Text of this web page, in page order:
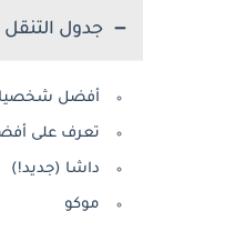
جدول التنقل
أفضل
تعرف على
داشا (جديد!)
موكو